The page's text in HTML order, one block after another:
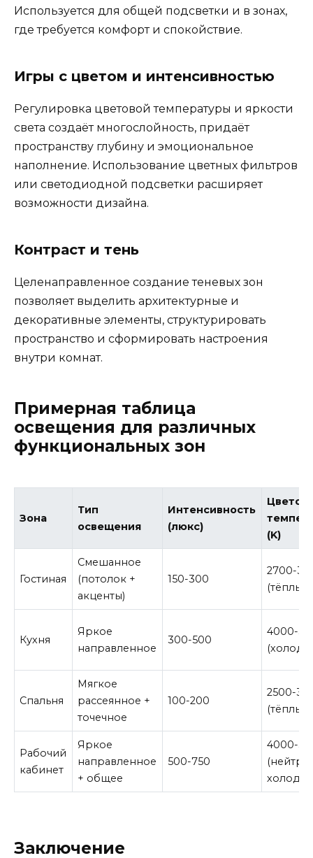
Используется для общей подсветки и в зонах,
где требуется комфорт и спокойствие.
Игры с цветом и интенсивностью
Регулировка цветовой температуры и яркости
света создаёт многослойность, придаёт
пространству глубину и эмоциональное
наполнение. Использование цветных фильтров
или светодиодной подсветки расширяет
возможности дизайна.
Контраст и тень
Целенаправленное создание теневых зон
позволяет выделить архитектурные и
декоративные элементы, структурировать
пространство и сформировать настроения
внутри комнат.
Примерная таблица
освещения для различных
функциональных зон
Зона
Тип
освещения
Интенсивность
(люкс)
(K)
Гостиная
Смешанное
(потолок +
акценты)
150-300
2700-
(тёплый)
Кухня
Яркое
направленное
300-500
4000-
Спальня
Мягкое
рассеянное +
точечное
100-200
2500-
(тёплый)
Рабочий
кабинет
Яркое
направленное
+ общее
500-750
4000-
Заключение